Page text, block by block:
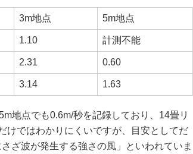
3m地点 5m地点
1.10 計測不能
2.31 0.60
3.14 1.63
地点でも0.6m/秒を記録しており、14畳リ
けではわかりにくいですが、目安としてだ
ざ波が発生する強さの風」といわれていま